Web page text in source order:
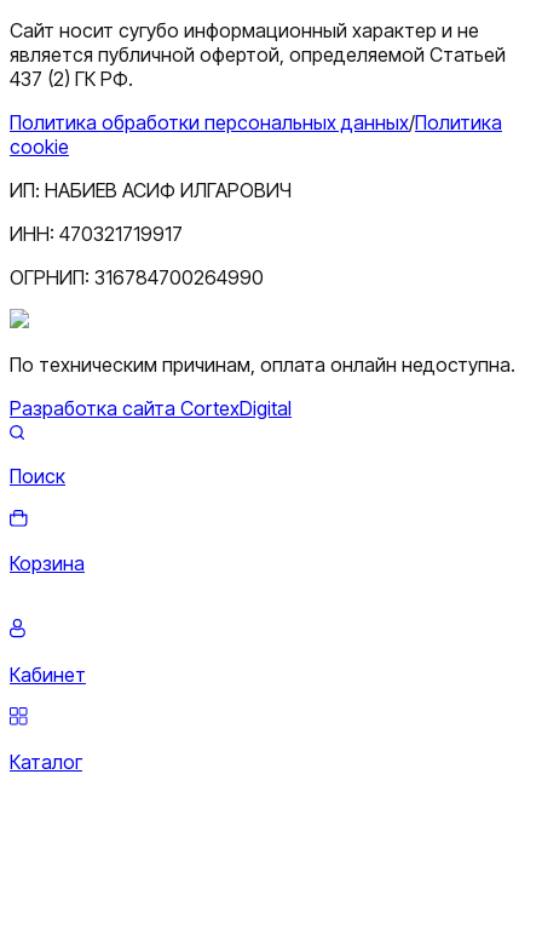
Сайт носит сугубо информационный характер и не
является публичной офертой, определяемой Статьей
437 (2) ГК РФ.
Политика обработки персональных данных/Политика
cookie
ИП: НАБИЕВ АСИФ ИЛГАРОВИЧ
ИНН: 470321719917
ОГРНИП: 316784700264990
По техническим причинам, оплата онлайн недоступна.
Разработка сайта CortexDigital
Поиск
Корзина
Кабинет
Каталог